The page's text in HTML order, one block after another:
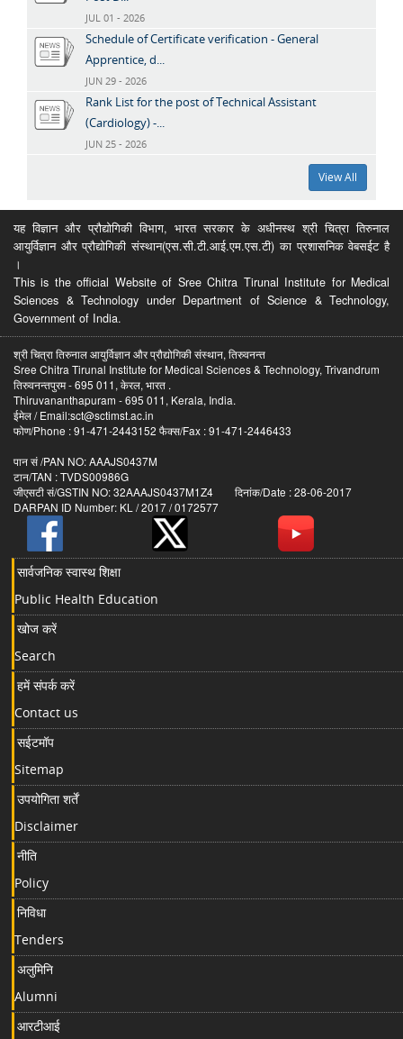
JUL 01 - 2026
Schedule of Certificate verification - General
Apprentice, d...
JUN 29 - 2026
Rank List for the post of Technical Assistant
(Cardiology) -...
JUN 25 - 2026
View All
यह विज्ञान और प्रौद्योगिकी विभाग, भारत सरकार के अधीनस्थ श्री चित्रा तिरुनाल
आयुर्विज्ञान और प्रौद्योगिकी संस्थान(एस.सी.टी.आई.एम.एस.टी) का प्रशासनिक वेबसईट है
।
This is the official Website of Sree Chitra Tirunal Institute for Medical
Sciences & Technology under Department of Science & Technology,
Government of India.
श्री चित्रा तिरुनाल आयुर्विज्ञान और प्रौद्योगिकी संस्थान, तिरुवनन्त
Sree Chitra Tirunal Institute for Medical Sciences & Technology, Trivandrum
तिरुवनन्तपुरम - 695 011, केरल, भारत .
Thiruvananthapuram - 695 011, Kerala, India.
ईमेल / Email:sct@sctimst.ac.in
फोण/Phone : 91-471-2443152 फैक्स/Fax : 91-471-2446433
पान सं /PAN NO: AAAJS0437M
टान/TAN : TVDS00986G
जीएसटी सं/GSTIN NO: 32AAAJS0437M1Z4 दिनांक/Date : 28-06-2017
DARPAN ID Number: KL / 2017 / 0172577
सार्वजनिक स्वास्थ शिक्षा
Public Health Education
खोज करें
Search
हमें संपर्क करें
Contact us
सईटमॉप
Sitemap
उपयोगिता शर्तें
Disclaimer
नीति
Policy
निविधा
Tenders
अलुमिनि
Alumni
आरटीआई